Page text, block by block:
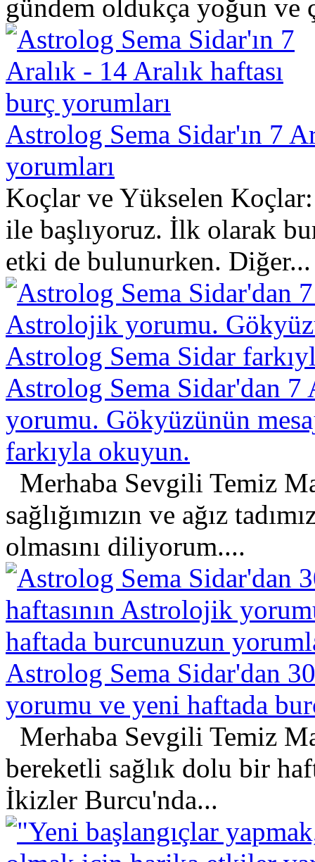
gündem oldukça yoğun ve
Astrolog Sema Sidar'ın 7
yorumları
Koçlar ve Yükselen Koçlar:
ile başlıyoruz. İlk olarak
etki de bulunurken. Diğer...
Astrolog Sema Sidar'dan 7
yorumu. Gökyüzünün
farkıyla okuyun.
Merhaba Sevgili Temiz
sağlığımızın ve ağız
olmasını diliyorum....
Astrolog Sema Sidar'dan
yorumu ve yeni haftada
Merhaba Sevgili Temiz
bereketli sağlık dolu bir
İkizler Burcu'nda...